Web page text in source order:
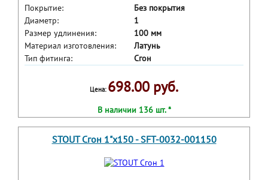
Покрытие:
Без покрытия
Диаметр:
1
Размер удлинения:
100 мм
Материал изготовления:
Латунь
Тип фитинга:
Сгон
Цена: 698.00 руб.
В наличии 136 шт. *
STOUT Сгон 1"x150 - SFT-0032-001150